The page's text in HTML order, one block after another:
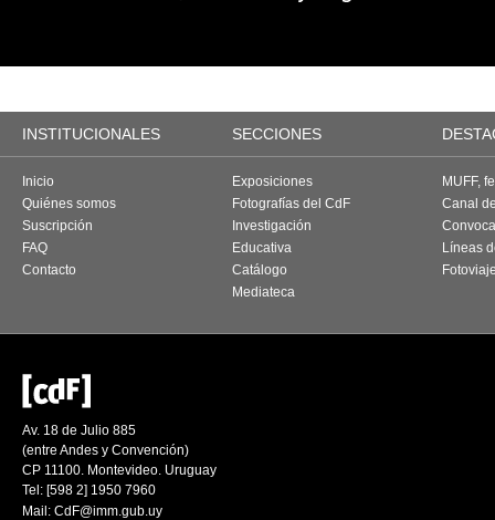
INSTITUCIONALES SECCIONES
Inicio
Quiénes somos
Suscripción
FAQ
Contacto
Exposiciones
Fotografías del CdF
Investigación
Educativa
Catálogo
Mediateca
MUFF,
Canal
Líneas
Av. 18 de Julio 885
(entre Andes y Convención)
CP 11100. Montevideo. Uruguay
Tel: [598 2] 1950 7960
Mail: CdF@imm.gub.uy